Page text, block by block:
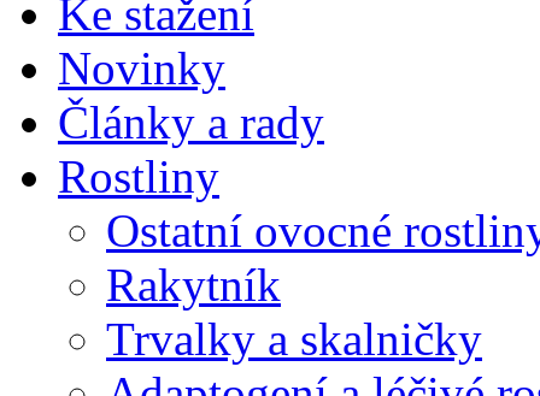
Ke stažení
Novinky
Články a rady
Rostliny
Ostatní ovocné
Rakytník
Trvalky a skalničky